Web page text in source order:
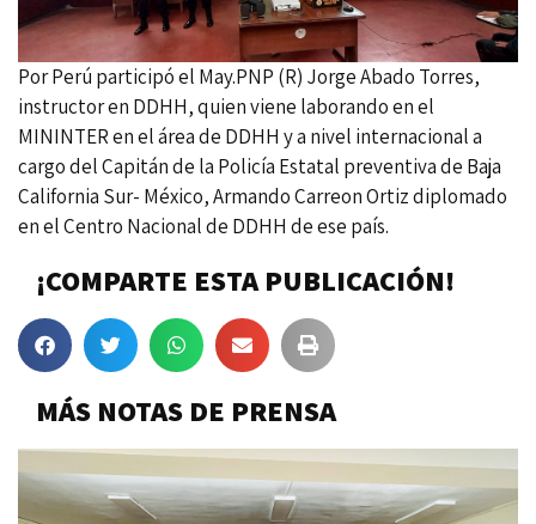
Por Perú participó el May.PNP (R) Jorge Abado Torres,
instructor en DDHH, quien viene laborando en el
MININTER en el área de DDHH y a nivel internacional a
cargo del Capitán de la Policía Estatal preventiva de Baja
California Sur- México, Armando Carreon Ortiz diplomado
en el Centro Nacional de DDHH de ese país.
¡COMPARTE ESTA PUBLICACIÓN!
MÁS NOTAS DE PRENSA